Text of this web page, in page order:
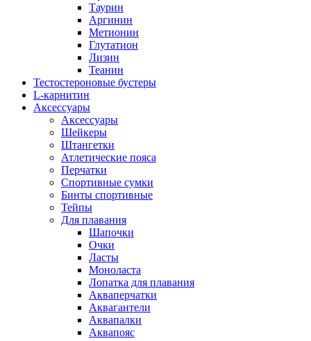
Таурин
Аргинин
Метионин
Глутатион
Лизин
Теанин
Тестостероновые бустеры
L-карнитин
Аксессуары
Аксессуары
Шейкеры
Штангетки
Атлетические пояса
Перчатки
Спортивные сумки
Бинты спортивные
Тейпы
Для плавания
Шапочки
Очки
Ласты
Моноласта
Лопатка для плавания
Акваперчатки
Аквагантели
Аквапалки
Аквапояс